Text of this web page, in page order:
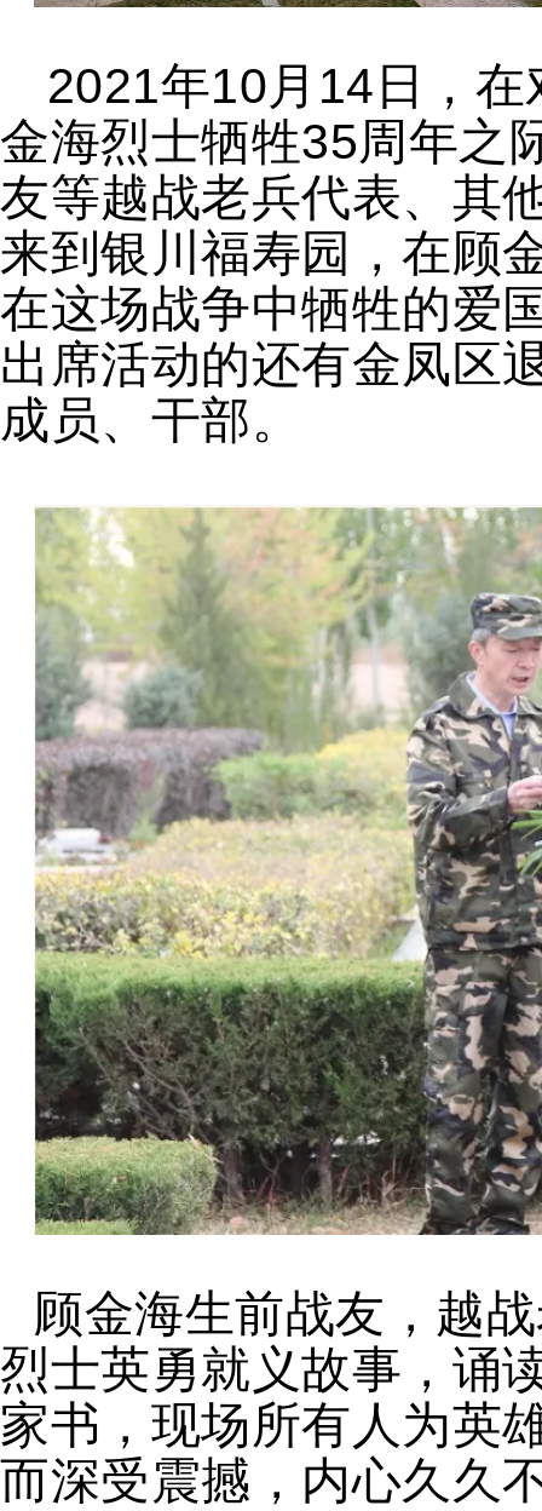
2021年10月14日，
金海烈士牺牲35周年之
友等越战老兵代表、其
来到银川福寿园，在顾
在这场战争中牺牲的爱
出席活动的还有金凤区
成员、干部。
顾金海生前战友，越
烈士英勇就义故事，诵
家书，现场所有人为英
而深受震撼，内心久久